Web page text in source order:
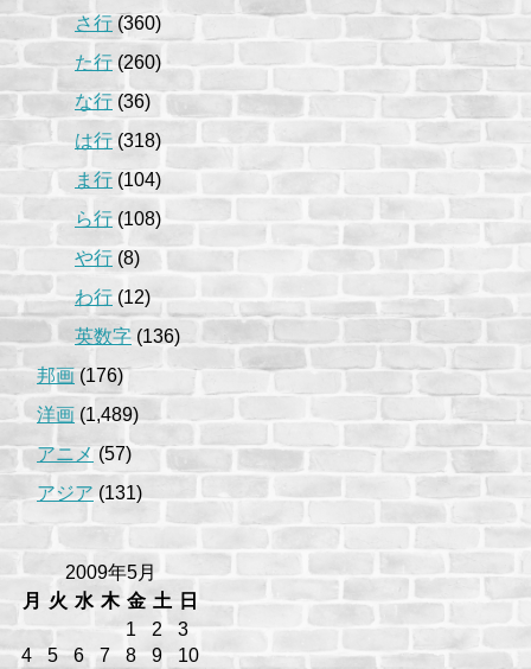
さ行 (360)
た行 (260)
な行 (36)
は行(318)
ま行 (104)
ら行 (108)
や行 (8)
わ行 (12)
英数字 (136)
邦画 (176)
洋画 (1,489)
アニメ (57)
アジア (131)
2009年5月
月
火 水 木 金 土 日
1
2
3
4
5 6 7 8 9
10